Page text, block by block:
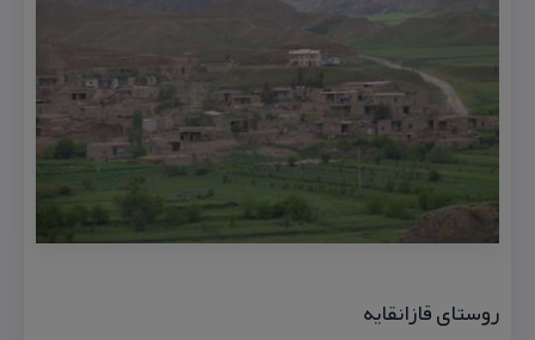
روستای قازانقایه